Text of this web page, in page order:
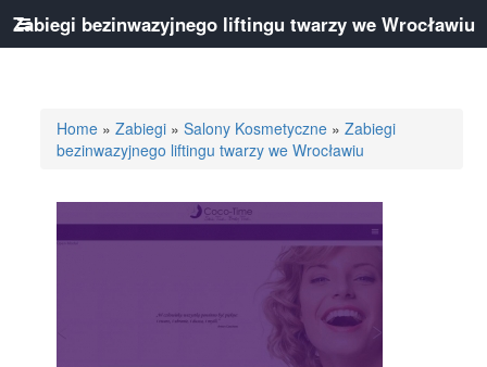
Home »Zabiegi »Salony Kosmetyczne »Zabiegi
bezinwazyjnego liftingu twarzy we Wrocławiu
Zabiegi bezinwazyjnego liftingu twarzy we Wrocławiu